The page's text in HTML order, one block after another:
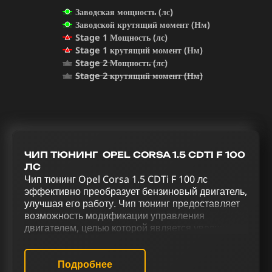
Заводская мощность (лс)
Заводской крутящий момент (Нм)
Stage 1 Мощность (лс)
Stage 1 крутящий момент (Нм)
Stage 2 Мощность (лс)
Stage 2 крутящий момент (Нм)
ЧИП ТЮНИНГ OPEL CORSA 1.5 CDTI F 100
ЛС
Чип тюнинг Opel Corsa 1.5 CDTi F 100 лс
эффективно преобразует бензиновый двигатель,
улучшая его работу. Чип тюнинг предоставляет
возможность модификации управления
двигателем, целью которой является увеличение
Opel Corsa 1.5 CDTi F 100 лс, включающий в
себя чип тюнинг (stage 1 и stage 2), отключение
Подробнее